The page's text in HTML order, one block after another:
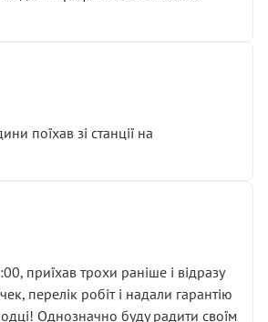
під лобовим склом. Мені
поїхав зі станції на
приїхав трохи раніше і відразу
перелік робіт і надали гарантію
Однозначно буду радити своїм